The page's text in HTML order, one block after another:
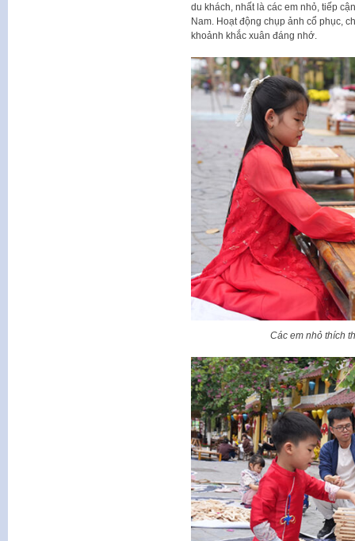
du khách, nhất là các em nhỏ, tiếp
Nam. Hoạt động chụp ảnh cổ phục,
khoảnh khắc xuân đáng nhớ.
Các em nhỏ thích